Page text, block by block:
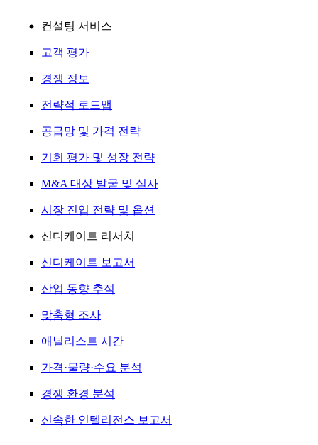
컨설팅 서비스
고객 평가
경쟁 정보
전략적 로드맵
공급망 및 가격 전략
기회 평가 및 성장 전략
M&A 대상 발굴 및 실사
시장 진입 전략 및 옵션
신디케이트 리서치
신디케이트 보고서
산업 동향 추적
맞춤형 조사
애널리스트 시간
가격·물량·수요 분석
경쟁 환경 분석
신속한 인텔리전스 보고서